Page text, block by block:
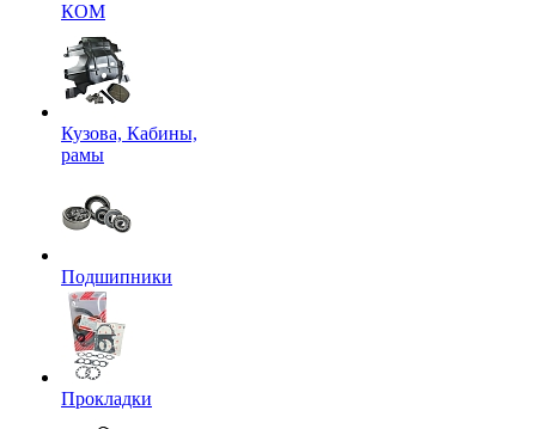
КОМ
Кузова, Кабины,
рамы
Подшипники
Прокладки